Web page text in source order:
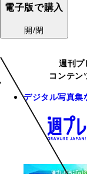
電子版で購入
開/閉
週刊プ
コンテン
デジタル写真集